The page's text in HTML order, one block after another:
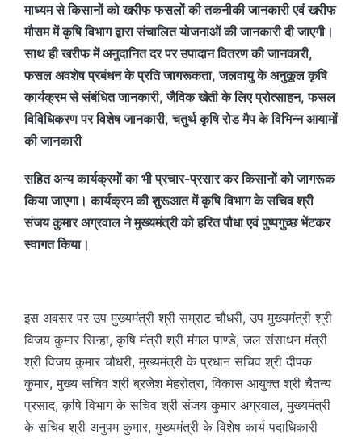
माध्यम से किसानों को खरीफ फसलों की तकनीकी जानकारी एवं खरीफ
मौसम में कृषि विभाग द्वारा संचालित योजनाओं की जानकारी दी जाएगी।
साथ ही खरीफ में अनुदानित दर पर उपादान वितरण की जानकारी,
फसल अवशेष प्रबंधन के प्रति जागरूकता, जलवायु के अनुकूल कृषि
कार्यक्रम से संबंधित जानकारी, जैविक खेती के लिए प्रोत्साहन, फसल
विविधिकरण पर विशेष जानकारी, चतुर्थ कृषि रोड मैप के विभिन्न आयामों
की जानकारी
सहित अन्य कार्यक्रमों का भी प्रचार-प्रसार कर किसानों को जागरूक
किया जाएगा। कार्यक्रम की शुरूआत में कृषि विभाग के सचिव श्री
संजय कुमार अग्रवाल ने मुख्यमंत्री को हरित पौधा एवं पुष्पगुच्छ भेंटकर
स्वागत किया।
इस अवसर पर उप मुख्यमंत्री श्री सम्राट चौधरी, उप मुख्यमंत्री श्री
विजय कुमार सिन्हा, कृषि मंत्री श्री मंगल पाण्डे, जल संसाधन मंत्री
श्री विजय कुमार चौधरी, मुख्यमंत्री के प्रधान सचिव श्री दीपक
कुमार, मुख्य सचिव श्री ब्रजेश मेहरोत्रा, विकास आयुक्त श्री चैतन्य
प्रसाद, कृषि विभाग के सचिव श्री संजय कुमार अग्रवाल, मुख्यमंत्री
के सचिव श्री अनुपम कुमार, मुख्यमंत्री के विशेष कार्य पदाधिकारी